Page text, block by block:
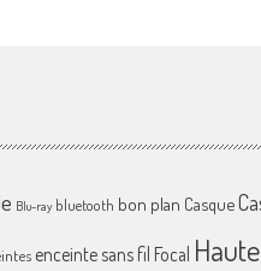
Blu-ray bluetooth bon plan Casque
enceinte sans fil Focal